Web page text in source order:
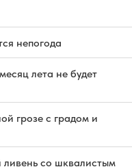
непогода
лета не будет
грозе с градом и
ливень со шквалистым